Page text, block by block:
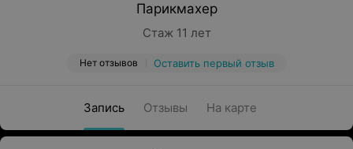
Парикмахер
Стаж 11 лет
Нет отзывов Оставить первый отзыв
Запись Отзывы На карте